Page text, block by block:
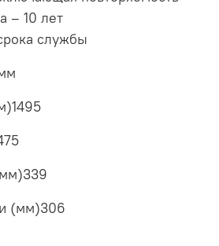
– 10 лет
службы
1495
339
(мм)306